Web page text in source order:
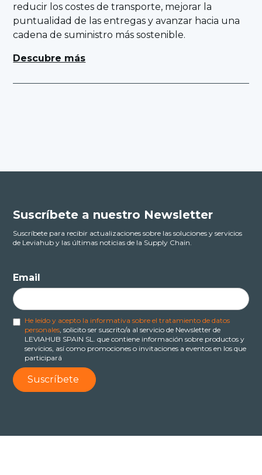
reducir los costes de transporte, mejorar la
puntualidad de las entregas y avanzar hacia una
cadena de suministro más sostenible.
Descubre más
Suscríbete a nuestro Newsletter
Suscríbete para recibir actualizaciones sobre las soluciones y servicios
de Leviahub y las últimas noticias de la Supply Chain.
Email
He leído y acepto la informativa sobre el tratamiento de datos
personales , solicito ser suscrito/a al servicio de Newsletter de
LEVIAHUB SPAIN SL. que contiene información sobre productos y
servicios, así como promociones o invitaciones a eventos en los que
participará